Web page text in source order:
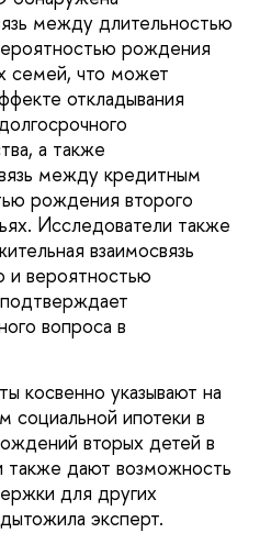
между длительностью
рождения
семей, что может
откладывания
а также
между кредитным
рождения второго
Исследователи также
взаимосвязь
вероятностью
вопроса в
косвенно указывают на
социальной ипотеки в
вторых детей в
дают возможность
для других
эксперт.